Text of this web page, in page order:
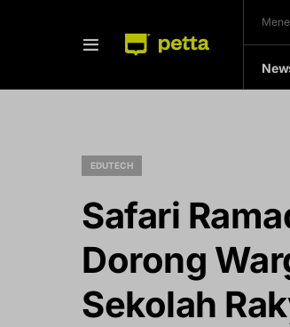
EDUTECH
Safari
Dorong
Sekolah